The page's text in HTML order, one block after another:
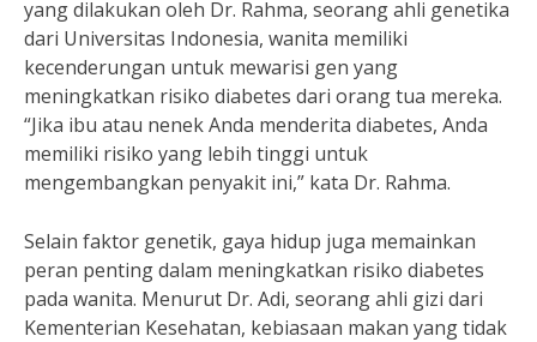
yang dilakukan oleh Dr. Rahma, seorang ahli genetika
dari Universitas Indonesia, wanita memiliki
kecenderungan untuk mewarisi gen yang
meningkatkan risiko diabetes dari orang tua mereka.
“Jika ibu atau nenek Anda menderita diabetes, Anda
memiliki risiko yang lebih tinggi untuk
mengembangkan penyakit ini,” kata Dr. Rahma.
Selain faktor genetik, gaya hidup juga memainkan
peran penting dalam meningkatkan risiko diabetes
pada wanita. Menurut Dr. Adi, seorang ahli gizi dari
Kementerian Kesehatan, kebiasaan makan yang tidak